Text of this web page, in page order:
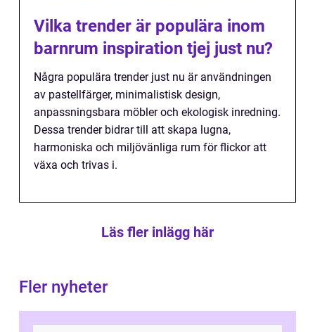
Vilka trender är populära inom
barnrum inspiration tjej just nu?
Några populära trender just nu är användningen
av pastellfärger, minimalistisk design,
anpassningsbara möbler och ekologisk inredning.
Dessa trender bidrar till att skapa lugna,
harmoniska och miljövänliga rum för flickor att
växa och trivas i.
Läs fler inlägg här
Fler nyheter